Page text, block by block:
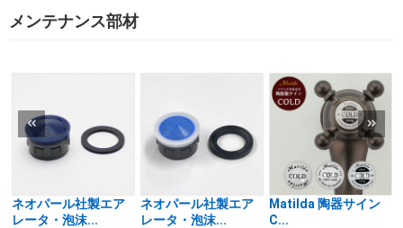
メンテナンス部材
ネオパール社製エア
レータ・泡沫...
ネオパール社製エア
レータ・泡沫...
Matilda 陶器サイン
C...